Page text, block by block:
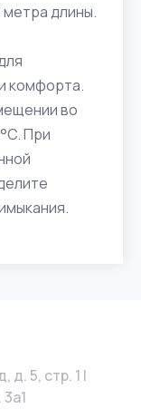
длины.
комфорта.
во
При
5, стр. 1 |